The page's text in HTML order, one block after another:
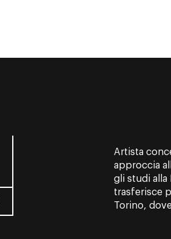
Artista
approccia
gli studi alla
trasferisce
Torino,